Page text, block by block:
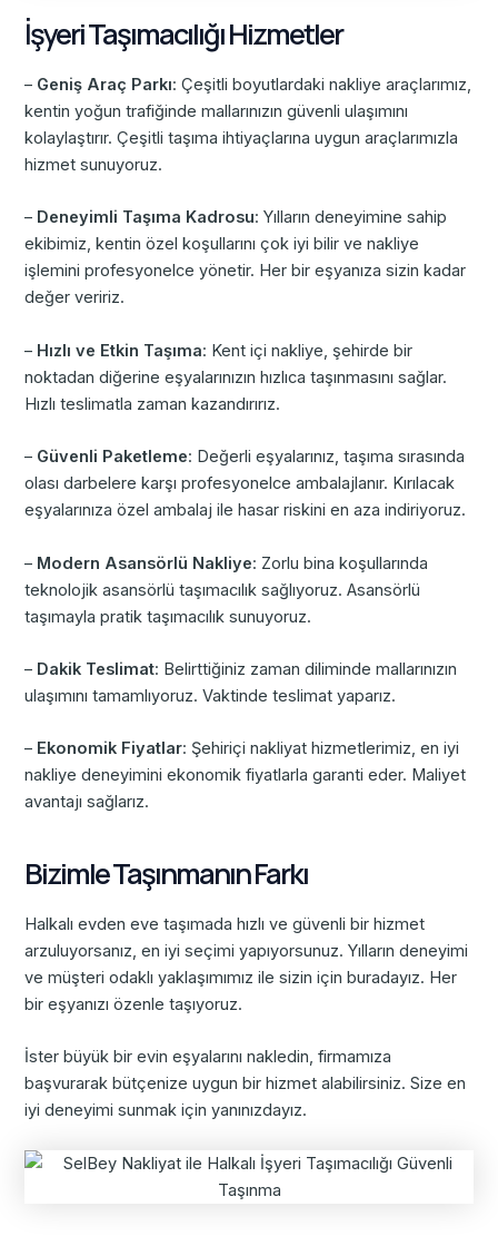
İşyeri Taşımacılığı Hizmetler
– Geniş Araç Parkı: Çeşitli boyutlardaki nakliye araçlarımız,
kentin yoğun trafiğinde mallarınızın güvenli ulaşımını
kolaylaştırır. Çeşitli taşıma ihtiyaçlarına uygun araçlarımızla
hizmet sunuyoruz.
– Deneyimli Taşıma Kadrosu: Yılların deneyimine sahip
ekibimiz, kentin özel koşullarını çok iyi bilir ve nakliye
işlemini profesyonelce yönetir. Her bir eşyanıza sizin kadar
değer veririz.
– Hızlı ve Etkin Taşıma: Kent içi nakliye, şehirde bir
noktadan diğerine eşyalarınızın hızlıca taşınmasını sağlar.
Hızlı teslimatla zaman kazandırırız.
– Güvenli Paketleme: Değerli eşyalarınız, taşıma sırasında
olası darbelere karşı profesyonelce ambalajlanır. Kırılacak
eşyalarınıza özel ambalaj ile hasar riskini en aza indiriyoruz.
– Modern Asansörlü Nakliye: Zorlu bina koşullarında
teknolojik asansörlü taşımacılık sağlıyoruz. Asansörlü
taşımayla pratik taşımacılık sunuyoruz.
– Dakik Teslimat: Belirttiğiniz zaman diliminde mallarınızın
ulaşımını tamamlıyoruz. Vaktinde teslimat yaparız.
– Ekonomik Fiyatlar: Şehiriçi nakliyat hizmetlerimiz, en iyi
nakliye deneyimini ekonomik fiyatlarla garanti eder. Maliyet
avantajı sağlarız.
Bizimle Taşınmanın Farkı
Halkalı evden eve taşımada hızlı ve güvenli bir hizmet
arzuluyorsanız, en iyi seçimi yapıyorsunuz. Yılların deneyimi
ve müşteri odaklı yaklaşımımız ile sizin için buradayız. Her
bir eşyanızı özenle taşıyoruz.
İster büyük bir evin eşyalarını nakledin, firmamıza
başvurarak bütçenize uygun bir hizmet alabilirsiniz. Size en
iyi deneyimi sunmak için yanınızdayız.